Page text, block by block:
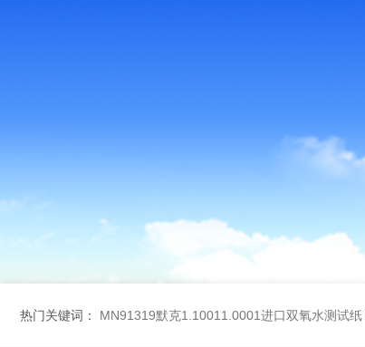
热门关键词： MN91319默克1.10011.0001进口双氧水测试纸